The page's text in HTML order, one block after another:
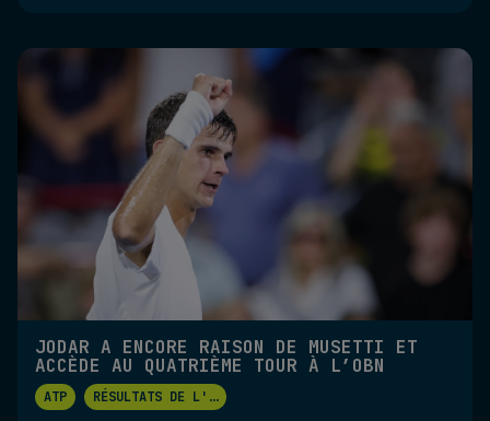
JODAR A ENCORE RAISON DE MUSETTI ET
ACCÈDE AU QUATRIÈME TOUR À L’OBN
ATP RÉSULTATS DE L' ...